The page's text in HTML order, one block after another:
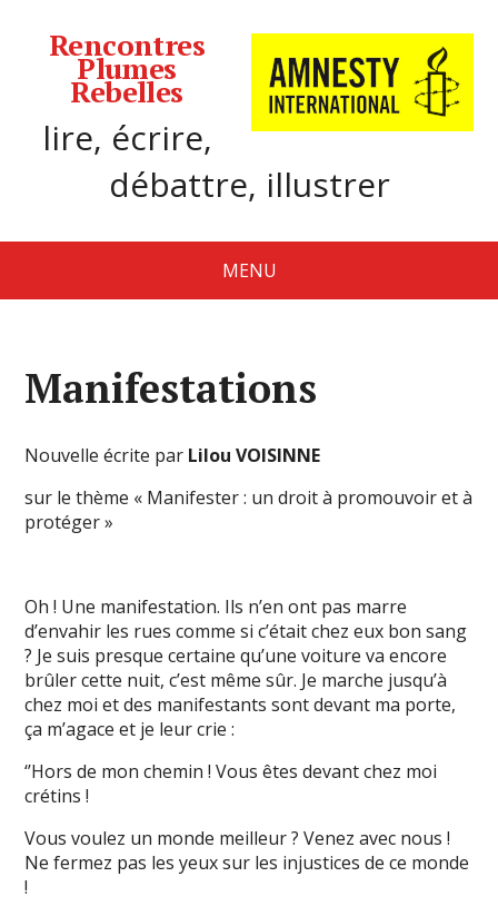
Rencontres
Plumes
Rebelles
lire, écrire,
débattre, illustrer
MENU
Manifestations
Nouvelle écrite par Lilou VOISINNE
sur le thème « Manifester : un droit à promouvoir et à
protéger »
Oh ! Une manifestation. Ils n’en ont pas marre
d’envahir les rues comme si c’était chez eux bon sang
? Je suis presque certaine qu’une voiture va encore
brûler cette nuit, c’est même sûr. Je marche jusqu’à
chez moi et des manifestants sont devant ma porte,
ça m’agace et je leur crie :
‘’Hors de mon chemin ! Vous êtes devant chez moi
crétins !
Vous voulez un monde meilleur ? Venez avec nous !
Ne fermez pas les yeux sur les injustices de ce monde
!